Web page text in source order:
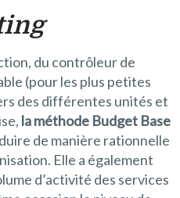
du contrôleur de
(pour les plus petites
des différentes unités et
la méthode Budget Base
de manière rationnelle
Elle a également
d’activité des services